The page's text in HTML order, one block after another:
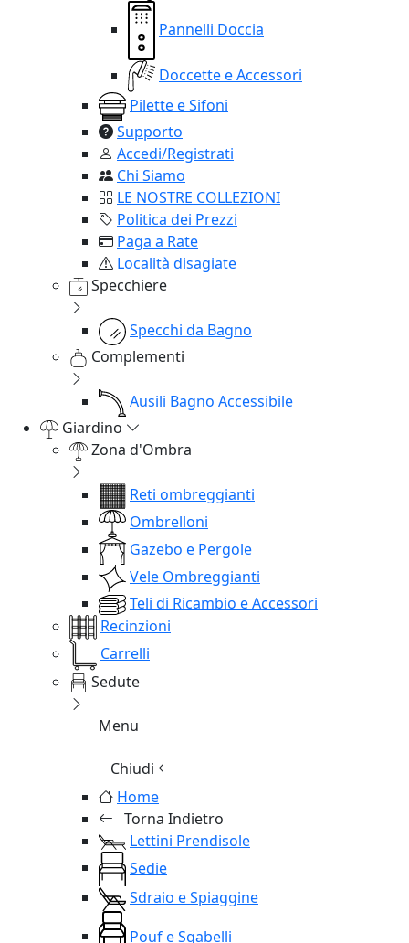
Pannelli Doccia
Doccette e Accessori
Pilette e Sifoni
Supporto
Accedi/Registrati
Chi Siamo
LE NOSTRE COLLEZIONI
Politica dei Prezzi
Paga a Rate
Località disagiate
Specchiere
Specchi da Bagno
Complementi
Ausili Bagno Accessibile
Giardino
Zona d'Ombra
Reti ombreggianti
Ombrelloni
Gazebo e Pergole
Vele Ombreggianti
Teli di Ricambio e Accessori
Recinzioni
Carrelli
Sedute
Menu
Chiudi
Home
Torna Indietro
Lettini Prendisole
Sedie
Sdraio e Spiaggine
Pouf e Sgabelli